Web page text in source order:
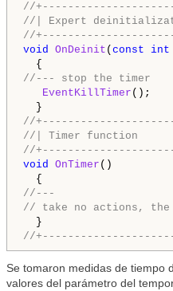
//
//| Expert deinitialization
//
void OnDeinit ( const int
//--- stop the timer
EventKillTimer ();
//
//| Timer function
//
void OnTimer ()
//---
// take no actions, the
//
Se tomaron medidas de tiempo
valores del parámetro del